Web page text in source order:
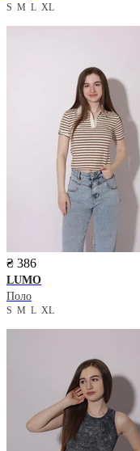
S M L XL
₴ 386
LUMO
Поло
S M L XL